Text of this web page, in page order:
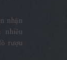
nhận
rượu